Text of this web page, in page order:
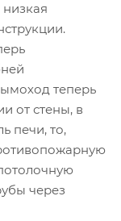
теперь
от стены, в
печи, то,
через